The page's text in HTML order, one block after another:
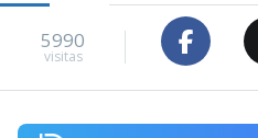
5990
visitas